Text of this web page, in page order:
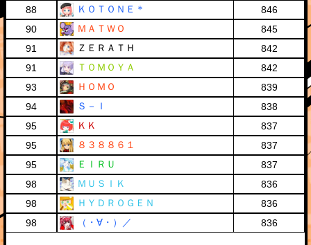
88
ＫＯＴＯＮＥ＊
846
90
ＭＡＴＷＯ
845
91
ＺＥＲＡＴＨ
842
91
ＴＯＭＯＹＡ
842
93
ＨＯＭＯ
839
94
Ｓ－Ｉ
838
95
ＫＫ
837
95
８３８８６１
837
95
ＥＩＲＵ
837
98
ＭＵＳＩＫ
836
98
ＨＹＤＲＯＧＥＮ
836
98
（・∀・）／ 836